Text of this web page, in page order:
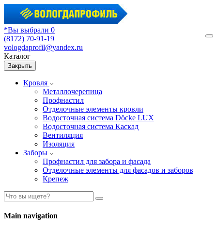
*Вы выбрали 0
(8172) 70-91-19
vologdaprofil@yandex.ru
Каталог
Закрыть
Кровля
Металлочерепица
Профнастил
Отделочные элементы кровли
Водосточная система Döcke LUX
Водосточная система Каскад
Вентиляция
Изоляция
Заборы
Профнастил для забора и фасада
Отделочные элементы для фасадов и заборов
Крепеж
Main navigation